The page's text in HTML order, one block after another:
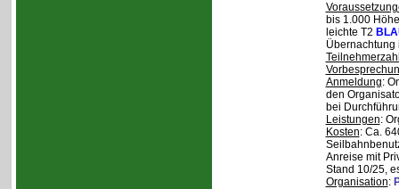
bis 1.000
leichte T2
Übernachtung
Anmeldung:
den
bei
Leistungen:
Kosten: Ca.
Anreise mit
Stand 10/25,
Organisation: